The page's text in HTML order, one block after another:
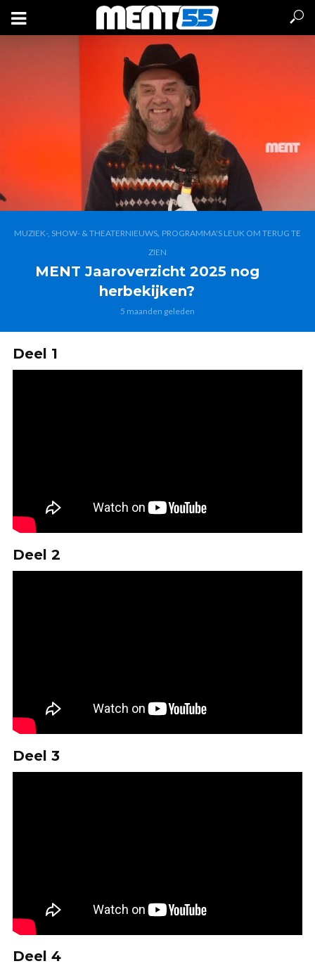
MUZIEK-, SHOW- & THEATERNIEUWS, PROGRAMMA'S LEUK OM TERUG TE
ZIEN
MENT Jaaroverzicht 2025 nog
herbekijken?
5 maanden geleden
Deel 1
Deel 2
Deel 3
Deel 4